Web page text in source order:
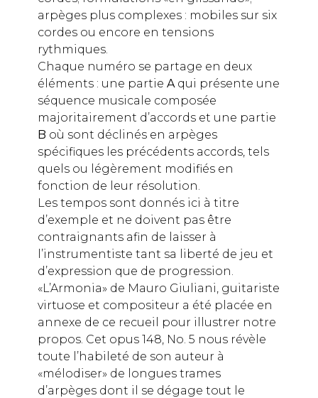
arpèges plus complexes : mobiles sur six
cordes ou encore en tensions
rythmiques.
Chaque numéro se partage en deux
éléments : une partie Aqui présente une
séquence musicale composée
majoritairement d’accords et une partie
B où sont déclinés en arpèges
spécifiques les précédents accords, tels
quels ou légèrement modifiés en
fonction de leur résolution.
Les tempos sont donnés ici à titre
d’exemple et ne doivent pas être
contraignants afin de laisser à
l’instrumentiste tant sa liberté de jeu et
d’expression que de progression.
«L’Armonia» de Mauro Giuliani, guitariste
virtuose et compositeur a été placée en
annexe de ce recueil pour illustrer notre
propos. Cet opus 148, No. 5 nous révèle
toute l’habileté de son auteur à
«mélodiser» de longues trames
d’arpèges dont il se dégage tout le